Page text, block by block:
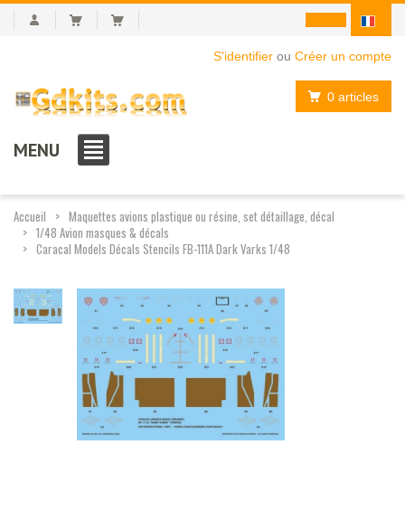
S'identifier ou Créer un compte
0 articles
MENU
Accueil
Maquettes avions plastique ou résine, set détaillage, décal
1/48 Avion masques & décals
Caracal Models Décals Stencils FB-111A Dark Varks 1/48